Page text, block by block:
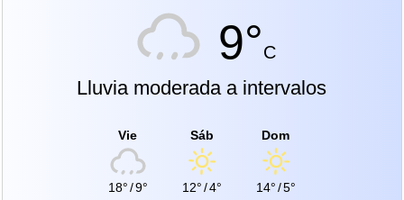
9°C
Lluvia moderada a intervalos
Vie
18°/9°
Sáb
12°/4°
Dom
14°/5°